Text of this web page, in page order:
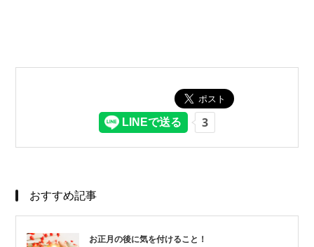
おすすめ記事
お正月の後に気を付けること！